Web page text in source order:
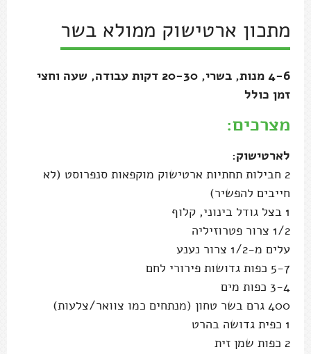
מתכון ארטישוק ממולא בשר
4-6 מנות, בשרי, 20-30 דקות עבודה, שעה וחצי
זמן כולל
מצרכים:
לארטישוק:
2 חבילות תחתיות ארטישוק מוקפאות סנפרוסט (לא
חייבים להפשיר)
1 בצל גודל בינוני, קלוף
1/2 צרור פטרוזיליה
עלים מ-1/2 צרור נענע
5-7 כפות גדושות פירורי לחם
3-4 כפות מים
400 גרם בשר טחון (מנתחים כמו צוואר/צלעות)
1 כפית גדושה בהרט
2 כפות שמן זית